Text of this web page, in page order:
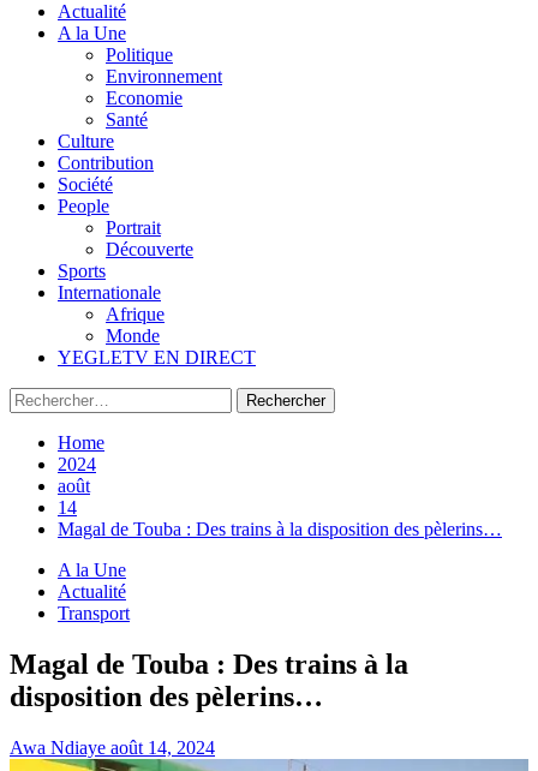
Actualité
A la Une
Politique
Environnement
Economie
Santé
Culture
Contribution
Société
People
Portrait
Découverte
Sports
Internationale
Afrique
Monde
YEGLETV EN DIRECT
Rechercher :
Home
2024
août
14
Magal de Touba : Des trains à la disposition des pèlerins…
A la Une
Actualité
Transport
Magal de Touba : Des trains à la
disposition des pèlerins…
Awa Ndiaye août 14, 2024